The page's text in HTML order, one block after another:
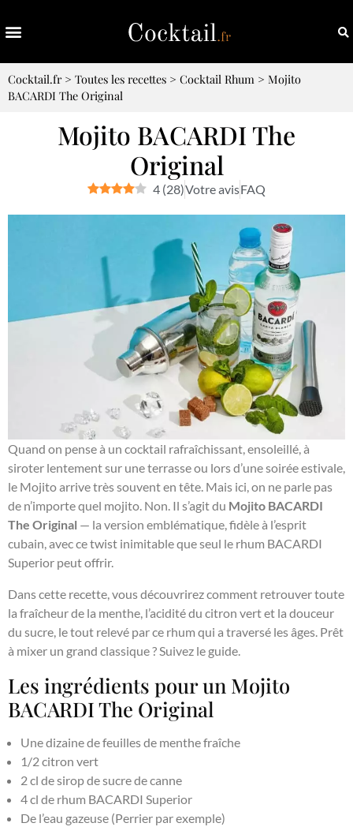
Cocktail.fr> Toutes les recettes > Cocktail Rhum > Mojito
BACARDI The Original
Mojito BACARDI The
Original
4 (28)Votre avisFAQ
Quand on pense à un cocktail rafraîchissant, ensoleillé, à
siroter lentement sur une terrasse ou lors d’une soirée estivale,
le Mojito arrive très souvent en tête. Mais ici, on ne parle pas
de n’importe quel mojito. Non. Il s’agit du Mojito BACARDI
The Original — la version emblématique, fidèle à l’esprit
cubain, avec ce twist inimitable que seul le rhum BACARDI
Superior peut offrir.
Dans cette recette, vous découvrirez comment retrouver toute
la fraîcheur de la menthe, l’acidité du citron vert et la douceur
du sucre, le tout relevé par ce rhum qui a traversé les âges. Prêt
à mixer un grand classique ? Suivez le guide.
Les ingrédients pour un Mojito
BACARDI The Original
Une dizaine de feuilles de menthe fraîche
1/2 citron vert
2 cl de sirop de sucre de canne
4 cl de rhum BACARDI Superior
De l’eau gazeuse (Perrier par exemple)